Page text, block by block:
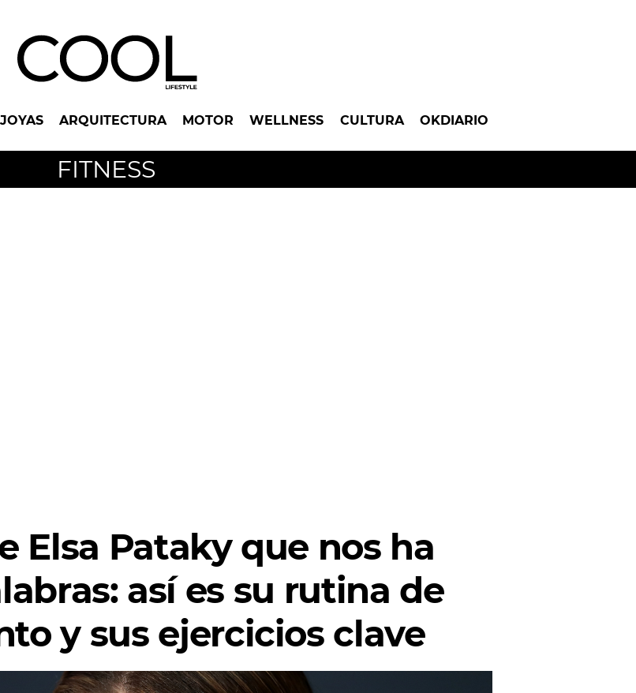
ARQUITECTURA MOTOR WELLNESS CULTURA OKDIARIO
FITNESS
Elsa Pataky que nos ha
así es su rutina de
y sus ejercicios clave